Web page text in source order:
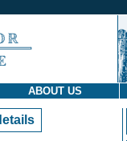
ABOUT US